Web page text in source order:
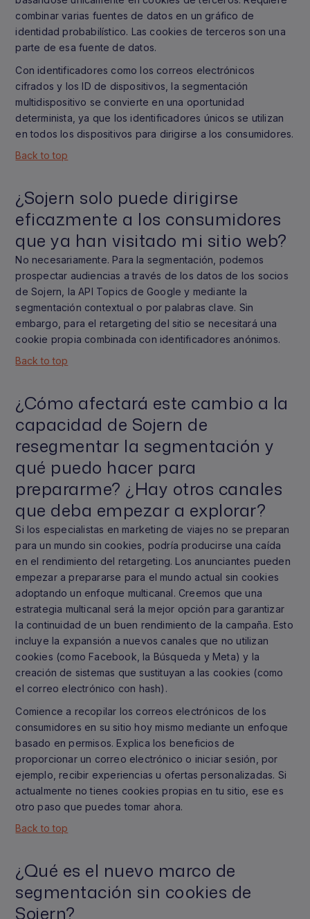
combinar varias fuentes de datos en un gráfico de
identidad probabilístico. Las cookies de terceros son una
parte de esa fuente de datos.
Con identificadores como los correos electrónicos
cifrados y los ID de dispositivos, la segmentación
multidispositivo se convierte en una oportunidad
determinista, ya que los identificadores únicos se utilizan
en todos los dispositivos para dirigirse a los consumidores.
Back to top
¿Sojern solo puede dirigirse
eficazmente a los consumidores
que ya han visitado mi sitio web?
No necesariamente. Para la segmentación, podemos
prospectar audiencias a través de los datos de los socios
de Sojern, la API Topics de Google y mediante la
segmentación contextual o por palabras clave. Sin
embargo, para el retargeting del sitio se necesitará una
cookie propia combinada con identificadores anónimos.
Back to top
¿Cómo afectará este cambio a la
capacidad de Sojern de
resegmentar la segmentación y
qué puedo hacer para
prepararme? ¿Hay otros canales
que deba empezar a explorar?
Si los especialistas en marketing de viajes no se preparan
para un mundo sin cookies, podría producirse una caída
en el rendimiento del retargeting. Los anunciantes pueden
empezar a prepararse para el mundo actual sin cookies
adoptando un enfoque multicanal. Creemos que una
estrategia multicanal será la mejor opción para garantizar
la continuidad de un buen rendimiento de la campaña. Esto
incluye la expansión a nuevos canales que no utilizan
cookies (como Facebook, la Búsqueda y Meta) y la
creación de sistemas que sustituyan a las cookies (como
el correo electrónico con hash).
Comience a recopilar los correos electrónicos de los
consumidores en su sitio hoy mismo mediante un enfoque
basado en permisos. Explica los beneficios de
proporcionar un correo electrónico o iniciar sesión, por
ejemplo, recibir experiencias u ofertas personalizadas. Si
actualmente no tienes cookies propias en tu sitio, ese es
otro paso que puedes tomar ahora.
Back to top
¿Qué es el nuevo marco de
segmentación sin cookies de
Sojern?